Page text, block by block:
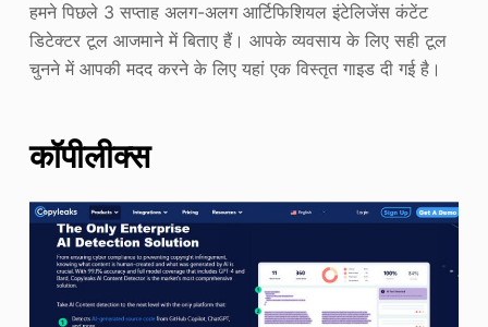
हमने पिछले 3 सप्ताह अलग-अलग आर्टिफिशियल इंटेलिजेंस कंटेंट
डिटेक्टर टूल आजमाने में बिताए हैं। आपके व्यवसाय के लिए सही टूल
चुनने में आपकी मदद करने के लिए यहां एक विस्तृत गाइड दी गई है।
कॉपीलीक्स